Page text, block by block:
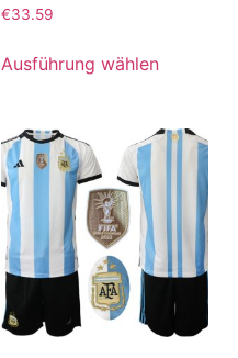
Bewertet
mit
€33.59
Ausführung wählen